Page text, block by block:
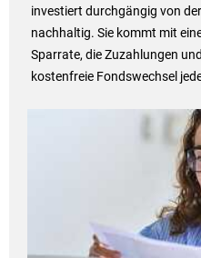
investiert durchgängig von
nachhaltig. Sie kommt mit
Sparrate, die Zuzahlungen
kostenfreie Fondswechsel